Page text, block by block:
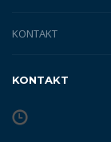
KONTAKT
KONTAKT